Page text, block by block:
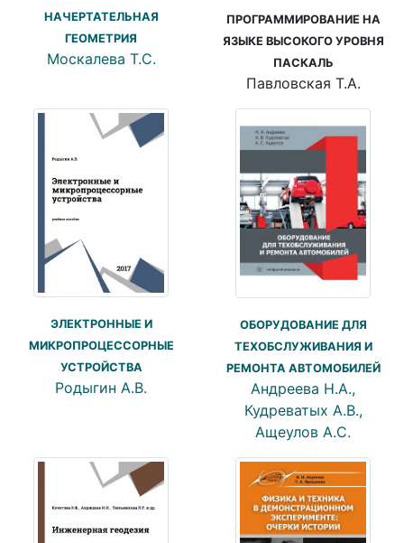
НАЧЕРТАТЕЛЬНАЯ
ГЕОМЕТРИЯ
Москалева Т.С.
ПРОГРАММИРОВАНИЕ НА
ЯЗЫКЕ ВЫСОКОГО УРОВНЯ
ПАСКАЛЬ
Павловская Т.А.
ЭЛЕКТРОННЫЕ И
МИКРОПРОЦЕССОРНЫЕ
УСТРОЙСТВА
Родыгин А.В.
ОБОРУДОВАНИЕ ДЛЯ
ТЕХОБСЛУЖИВАНИЯ И
РЕМОНТА АВТОМОБИЛЕЙ
Андреева Н.А.,
Кудреватых А.В.,
Ащеулов А.С.